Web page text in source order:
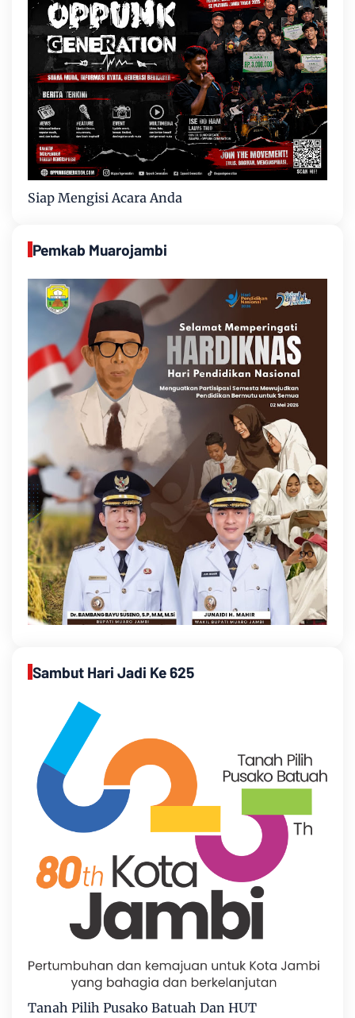
Siap Mengisi Acara Anda
Pemkab Muarojambi
Sambut Hari Jadi Ke 625
Tanah Pilih Pusako Batuah Dan HUT